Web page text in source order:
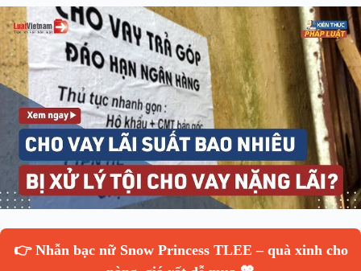
👉 Nhẫn bạc nữ Snow Princess TLEE – quà xinh cho